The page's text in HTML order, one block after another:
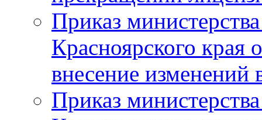
Приказ
Красноярского
внесение изменений
Приказ